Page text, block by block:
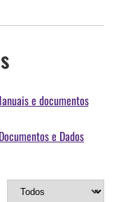
e documentos
Documentos e Dados